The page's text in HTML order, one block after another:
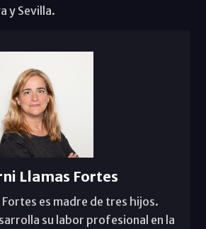
y Sevilla.
Llamas Fortes
Fortes es madre de tres hijos.
su labor profesional en la